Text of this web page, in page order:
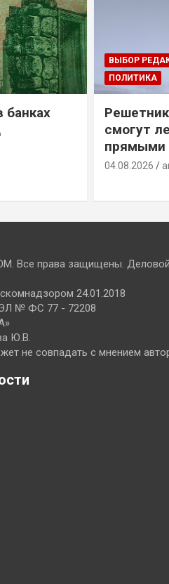
банках
ВЫБОР
ПОЛИТИКА
смогут
прямыми
04.08.2026
Все права защищены.
24.01.2018
№ ФС 77 - 72208
Ю.В.
не совпадать с мнением